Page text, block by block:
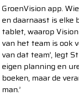
GroenVision app.
en daarnaast is
tablet, waarop
van het team is ook
van dat team’, legt
eigen planning en
boeken, maar de
man.’